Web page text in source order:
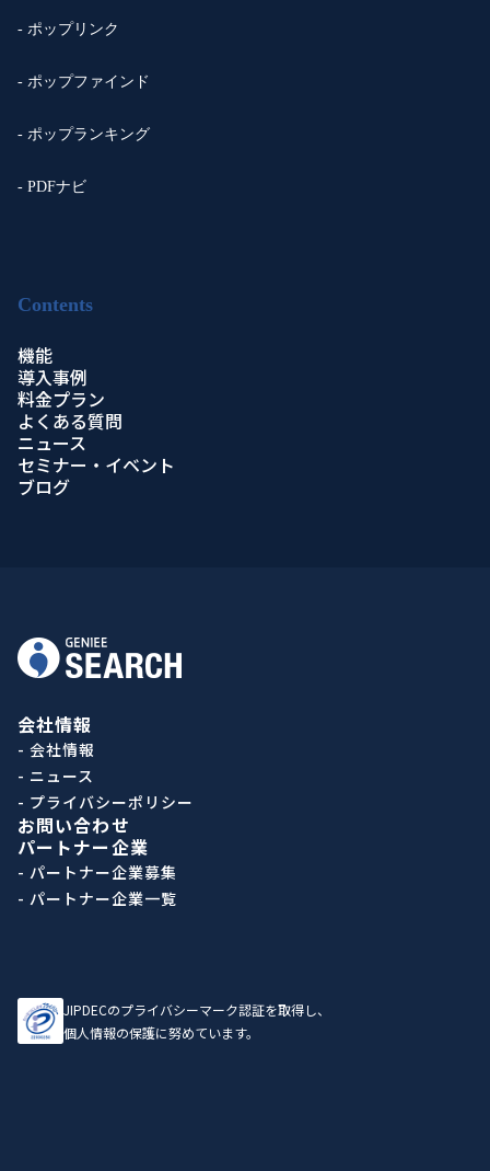
- ポップリンク
- ポップファインド
- ポップランキング
- PDFナビ
Contents
機能
導入事例
料金プラン
よくある質問
ニュース
セミナー・イベント
ブログ
会社情報
- 会社情報
- ニュース
- プライバシーポリシー
お問い合わせ
パートナー企業
- パートナー企業募集
- パートナー企業一覧
JIPDECのプライバシーマーク認証を取得し、
個人情報の保護に努めています。